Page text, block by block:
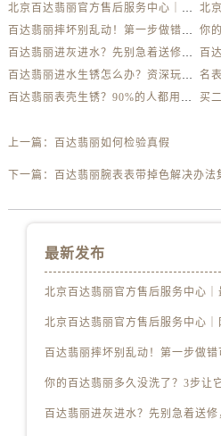
北京百达翡丽官方售后服务中心｜最新地址及服务热线权威信息公示（2026年6月最新）
百达翡丽摔坏别乱动！第一步做错可能报废
百达翡丽进灰进水？先别急着送修，这样做更安全
百达翡丽进水生锈怎么办？资深玩家教你自救方法
百达翡丽表壳生锈？90%的人都用错了清洁方法
上一篇： 百达翡丽如何检验真假
下一篇： 百达翡丽腕表表带掉色解决办法
最新发布